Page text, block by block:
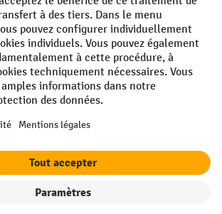
shipping costsand possible delivery charges,
jusqu'à épuisement des stocks. La remise ne
spéciaux. Il n'est pas possible de le combiner
en pourcentage ou bons de réduction. | ² Une
lors de la première inscription à la
montant net minimum de 250 €. Le pourcentage
électriques, les gerbeurs électriques,
électriques et l'outillage sont exclus de cette